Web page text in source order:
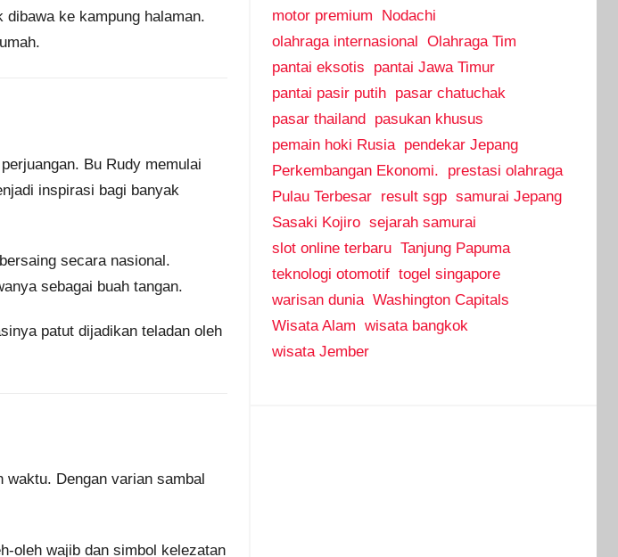
ke kampung halaman.
Bu Rudy memulai
inspirasi bagi banyak
secara nasional.
sebagai buah tangan.
patut dijadikan teladan oleh
Dengan varian sambal
oleh wajib dan simbol kelezatan
motor premium
Nodachi
olahraga internasional
Olahraga Tim
pantai eksotis
pantai Jawa Timur
pantai pasir putih pasar chatuchak
pasar thailand
pasukan khusus
pemain hoki Rusia pendekar Jepang
Perkembangan Ekonomi.
prestasi olahraga
Pulau Terbesar result sgp samurai Jepang
Sasaki Kojiro sejarah samurai
slot online terbaru Tanjung Papuma
teknologi otomotif togel singapore
warisan dunia Washington Capitals
Wisata Alam wisata bangkok
wisata Jember